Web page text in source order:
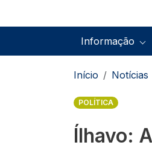
Informação
Início Notícias
POLÍTICA
Ílhavo: